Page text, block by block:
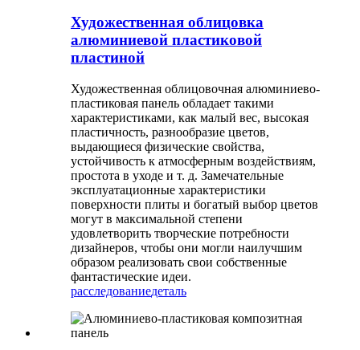
Художественная облицовка
алюминиевой пластиковой
пластиной
Художественная облицовочная алюминиево-
пластиковая панель обладает такими
характеристиками, как малый вес, высокая
пластичность, разнообразие цветов,
выдающиеся физические свойства,
устойчивость к атмосферным воздействиям,
простота в уходе и т. д. Замечательные
эксплуатационные характеристики
поверхности плиты и богатый выбор цветов
могут в максимальной степени
удовлетворить творческие потребности
дизайнеров, чтобы они могли наилучшим
образом реализовать свои собственные
фантастические идеи.
расследованиедеталь